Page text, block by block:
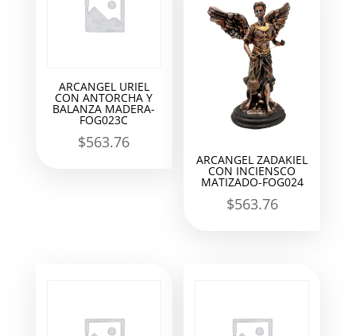
ARCANGEL URIEL
CON ANTORCHA Y
BALANZA MADERA-
FOG023C
$563.76
ARCANGEL ZADAKIEL
CON INCIENSCO
MATIZADO-FOG024
$563.76